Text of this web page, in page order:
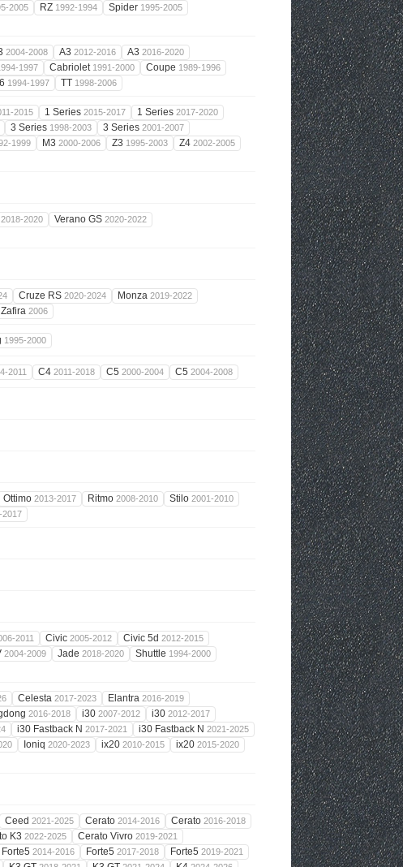
2005 RZ 1992-1994 Spider 1995-2005
2004-2008 A3 2012-2016 A3 2016-2020
1997 Cabriolet 1991-2000 Coupe 1989-1996
1994-1997 TT 1998-2006
2015 1 Series 2015-2017 1 Series 2017-2020
3 Series 1998-2003 3 Series 2001-2007
1999 M3 2000-2006 Z3 1995-2003 Z4 2002-2005
2018-2020 Verano GS 2020-2022
Cruze RS 2020-2024 Monza 2019-2022
Zafira 2006
1995-2000
2011 C4 2011-2018 C5 2000-2004 C5 2004-2008
Ottimo 2013-2017 Ritmo 2008-2010 Stilo 2001-2010
2017
2011 Civic 2005-2012 Civic 5d 2012-2015
2004-2009 Jade 2018-2020 Shuttle 1994-2000
Celesta 2017-2023 Elantra 2016-2019
2016-2018 i30 2007-2012 i30 2012-2017
i30 Fastback N 2017-2021 i30 Fastback N 2021-2025
Ioniq 2020-2023 ix20 2010-2015 ix20 2015-2020
Ceed 2021-2025 Cerato 2014-2016 Cerato 2016-2018
K3 2022-2025 Cerato Vivro 2019-2021
Forte5 2014-2016 Forte5 2017-2018 Forte5 2019-2021